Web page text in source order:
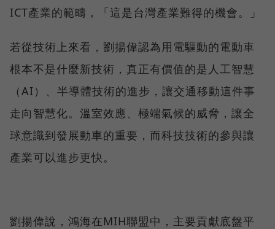
ICT產業的範疇，「這是台灣產業難得的機會。」
若從技術上來看，劉揚偉認為用電驅動的電動車
根本不是什麼新技術，真正有價值的是人工智慧
（AI）、半導體技術的進步，讓交通移動這件事
走向智慧化。溫室效應、極端氣候的威脅，讓全
球意識到發展動車的重要，而科技技術的參與讓
產業可以進步更快。
劉揚偉說，鴻海在MIH聯盟中，主要貢獻底盤平